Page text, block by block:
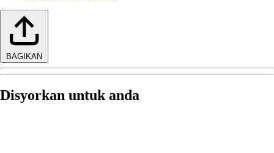
BAGIKAN
Disyorkan untuk anda